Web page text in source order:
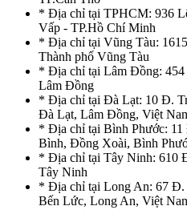
* Địa chỉ tại TPHCM: 936
Vấp - TP.Hồ Chí Minh
* Địa chỉ tại Vũng Tàu:
Thành phố Vũng Tàu
* Địa chỉ tại Lâm Đồng:
Lâm Đồng
* Địa chỉ tại Đà Lạt: 10 Đ.
Đà Lạt, Lâm Đồng, Việt
* Địa chỉ tại Bình Phước:
Bình, Đồng Xoài, Bình
* Địa chỉ tại Tây Ninh: 610
Tây Ninh
* Địa chỉ tại Long An: 67 Đ.
Bến Lức, Long An, Việt